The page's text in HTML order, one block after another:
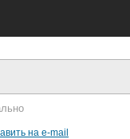
на e-mail